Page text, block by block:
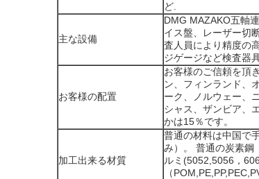
ど.
主な設備
DMG MAZAKO五軸
イス盤、レーザー切
査人員により精度の
ジゲージなど検査器
お客様の配置
お客様のご信頼を頂
ン、フィンランド、
ーク、ノルウェー、
シャス、ザンビア、
かは15％です。
加工出来る材質
普通の材料は中国で
み）。 普通の炭素鋼
ルミ(5052,5056，
（